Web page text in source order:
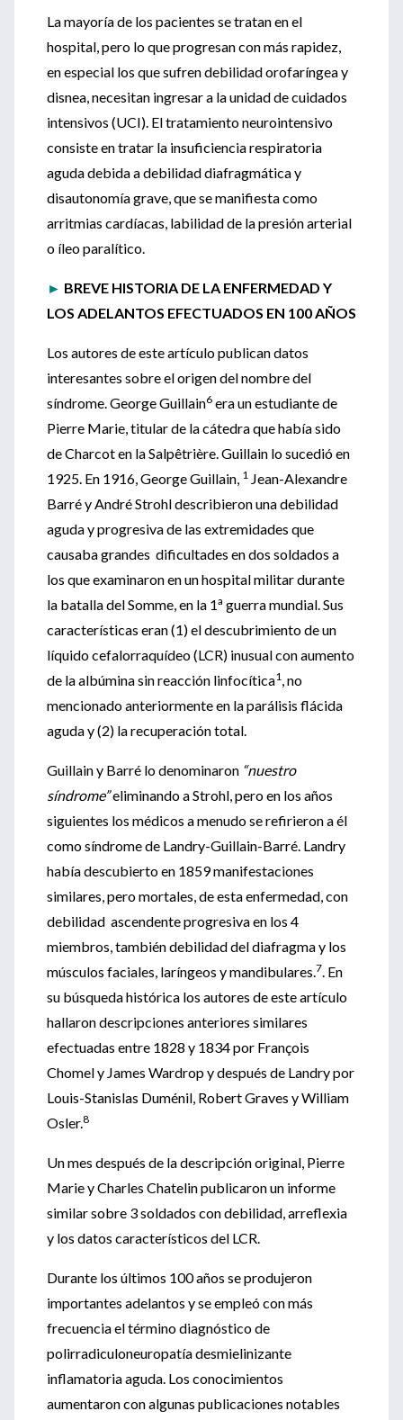
La mayoría de los pacientes se tratan en el
hospital, pero lo que progresan con más rapidez,
en especial los que sufren debilidad orofaríngea y
disnea, necesitan ingresar a la unidad de cuidados
intensivos (UCI). El tratamiento neurointensivo
consiste en tratar la insuficiencia respiratoria
aguda debida a debilidad diafragmática y
disautonomía grave, que se manifiesta como
arritmias cardíacas, labilidad de la presión arterial
o íleo paralítico.
► BREVE HISTORIA DE LA ENFERMEDAD Y
LOS ADELANTOS EFECTUADOS EN 100 AÑOS
Los autores de este artículo publican datos
interesantes sobre el origen del nombre del
síndrome. George Guillain6 era un estudiante de
Pierre Marie, titular de la cátedra que había sido
de Charcot en la Salpêtrière. Guillain lo sucedió en
1925. En 1916, George Guillain, 1 Jean-Alexandre
Barré y André Strohl describieron una debilidad
aguda y progresiva de las extremidades que
causaba grandes dificultades en dos soldados a
los que examinaron en un hospital militar durante
la batalla del Somme, en la 1a guerra mundial. Sus
características eran (1) el descubrimiento de un
líquido cefalorraquídeo (LCR) inusual con aumento
de la albúmina sin reacción linfocítica1, no
mencionado anteriormente en la parálisis flácida
aguda y (2) la recuperación total.
Guillain y Barré lo denominaron “nuestro
síndrome”eliminando a Strohl, pero en los años
siguientes los médicos a menudo se refirieron a él
como síndrome de Landry-Guillain-Barré. Landry
había descubierto en 1859 manifestaciones
similares, pero mortales, de esta enfermedad, con
debilidad ascendente progresiva en los 4
miembros, también debilidad del diafragma y los
músculos faciales, laríngeos y mandibulares.7. En
su búsqueda histórica los autores de este artículo
hallaron descripciones anteriores similares
efectuadas entre 1828 y 1834 por François
Chomel y James Wardrop y después de Landry por
Louis-Stanislas Duménil, Robert Graves y William
Osler.8
Un mes después de la descripción original, Pierre
Marie y Charles Chatelin publicaron un informe
similar sobre 3 soldados con debilidad, arreflexia
y los datos característicos del LCR.
Durante los últimos 100 años se produjeron
importantes adelantos y se empleó con más
frecuencia el término diagnóstico de
polirradiculoneuropatía desmielinizante
inflamatoria aguda. Los conocimientos
aumentaron con algunas publicaciones notables